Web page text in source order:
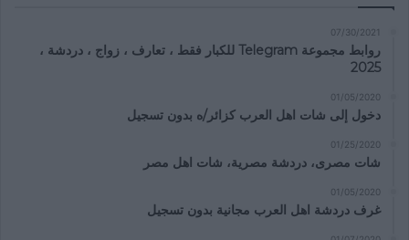
07/30/2021
روابط مجموعة Telegram للكبار فقط ، تعارف ، زواج ، دردشة ،
2025
01/05/2020
دخول إلى شات اهل العرب كزائر/ه بدون تسجيل
01/25/2020
شات مصرى، دردشة مصرية، شات اهل مصر
01/05/2020
غرف دردشة اهل العرب مجانية بدون تسجيل